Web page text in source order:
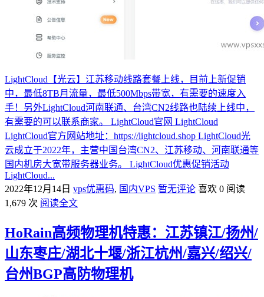
LightCloud【光云】江苏移动线路套餐上线，目前上新促销
中，最低8TB月流量，最低500Mbps带宽，有需要的速度入
手！另外LightCloud河南联通、台湾CN2线路也陆续上线中，
有需要的可以联系商家。 LightCloud官网 LightCloud
LightCloud官方网站地址：https://lightcloud.shop LightCloud光
云成立于2022年，主营中国台湾CN2、江苏移动、河南联通等
国内机房大宽带服务器业务。 LightCloud优惠促销活动
LightCloud...
2022年12月14日 vps优惠码, 国内VPS 暂无评论 喜欢 0 阅读
1,679 次 阅读全文
HoRain高频物理机特惠：江苏镇江/扬州/
山东枣庄/湖北十堰/浙江杭州/嘉兴/绍兴/
台州BGP高防物理机